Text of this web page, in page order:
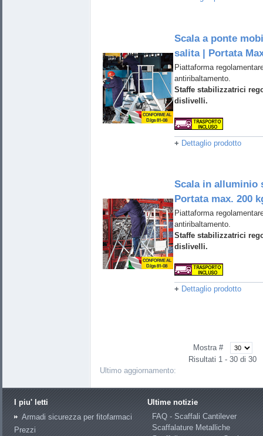
Scala a ponte
salita | Portata
Piattaforma
antiribaltamento.
Staffe stabilizzatrici
dislivelli.
+ Dettaglio prodotto
Scala in alluminio
Portata max. 200
Piattaforma
antiribaltamento.
Staffe stabilizzatrici
dislivelli.
+ Dettaglio prodotto
Mostra #
Risultati 1 - 30 di 30
Ultimo aggiornamento:
I piu' letti
Armadi sicurezza per fitofarmaci
Prezzi
Ultime notizie
FAQ - Scaffali Cantilever
Scaffalature Metalliche